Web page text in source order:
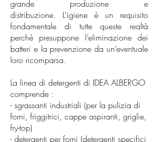
grande produzione e
distribuzione. L’igiene è un requisito
fondamentale di tutte queste realtà
perché presuppone l’eliminazione dei
batteri e la prevenzione da un’eventuale
loro ricomparsa.
La linea di detergenti di IDEA ALBERGO
comprende :
- sgrassanti industriali (per la pulizia di
forni, friggitrici, cappe aspiranti, griglie,
fry-top)
- detergenti per forni (detergenti specifici